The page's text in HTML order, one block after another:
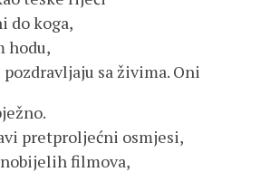
do koga,
hodu,
sa živima. Oni
pretproljećni osmjesi,
filmova,